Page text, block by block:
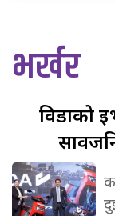
भर्खर
विडाको